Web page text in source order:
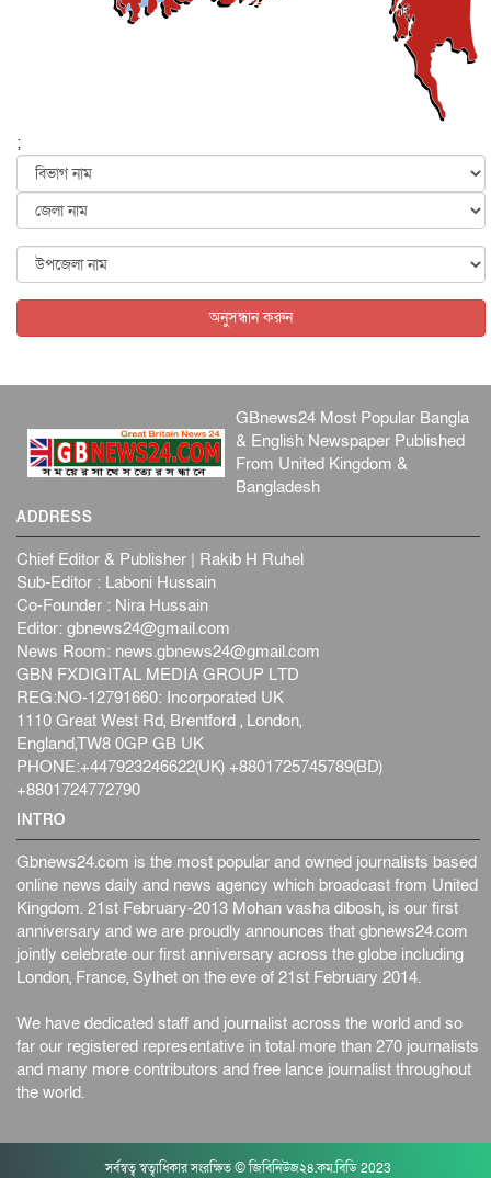
আজ থেকে সবার জন্য উন্মুক্ত জুলাই স্মৃতি জাদুঘর
৬ আগস্ট, ২০২৬
৬ আগস্ট, ২০২৬
জুলাইয়ের কৃতিত্ব নেওয়ার জন্য সবাই প্রতিযোগিতায় নেমেছে :
৬ আগস্ট, ২০২৬
৬ আগস্ট, ২০২৬
;
অনুসন্ধান করুন
GBnews24 Most Popular Bangla
& English Newspaper Published
From United Kingdom &
Bangladesh
ADDRESS
Chief Editor & Publisher | Rakib H Ruhel
Sub-Editor : Laboni Hussain
Co-Founder : Nira Hussain
Editor: gbnews24@gmail.com
News Room: news.gbnews24@gmail.com
GBN FXDIGITAL MEDIA GROUP LTD
REG:NO-12791660: Incorporated UK
1110 Great West Rd, Brentford , London,
England,TW8 0GP GB UK
PHONE:+447923246622(UK) +8801725745789(BD)
+8801724772790
INTRO
Gbnews24.com is the most popular and owned journalists based
online news daily and news agency which broadcast from United
Kingdom. 21st February-2013 Mohan vasha dibosh, is our first
anniversary and we are proudly announces that gbnews24.com
jointly celebrate our first anniversary across the globe including
London, France, Sylhet on the eve of 21st February 2014.
We have dedicated staff and journalist across the world and so
far our registered representative in total more than 270 journalists
and many more contributors and free lance journalist throughout
the world.
সর্বস্বত্ব স্বত্বাধিকার সংরক্ষিত © জিবিনিউজ২৪.কম.বিডি 2023